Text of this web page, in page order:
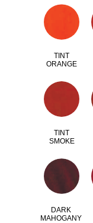
TINT
ORANGE
TINT
SMOKE
DARK
MAHOGANY